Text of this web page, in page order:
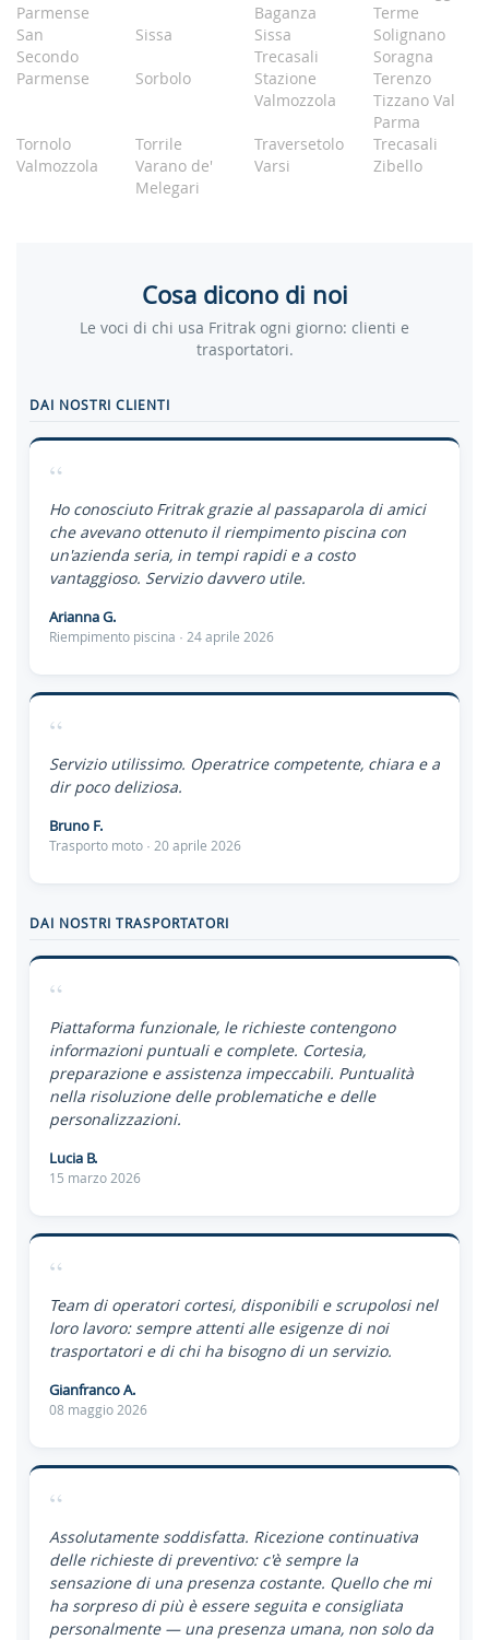
Parmense
Baganza
Terme
San
Secondo
Parmense
Sissa
Sissa
Trecasali
Solignano
Soragna
Sorbolo
Stazione
Valmozzola
Terenzo
Tizzano Val
Parma
Tornolo
Torrile Traversetolo
Trecasali
Valmozzola
Varano de'
Melegari
Varsi Zibello
Cosa dicono di noi
Le voci di chi usa Fritrak ogni giorno: clienti e
trasportatori.
DAI NOSTRI CLIENTI
“
Ho conosciuto Fritrak grazie al passaparola di amici
che avevano ottenuto il riempimento piscina con
un'azienda seria, in tempi rapidi e a costo
vantaggioso. Servizio davvero utile.
Arianna G.
Riempimento piscina · 24 aprile 2026
“
Servizio utilissimo. Operatrice competente, chiara e a
dir poco deliziosa.
Bruno F.
Trasporto moto · 20 aprile 2026
DAI NOSTRI TRASPORTATORI
“
Piattaforma funzionale, le richieste contengono
informazioni puntuali e complete. Cortesia,
preparazione e assistenza impeccabili. Puntualità
nella risoluzione delle problematiche e delle
personalizzazioni.
Lucia B.
15 marzo 2026
“
Team di operatori cortesi, disponibili e scrupolosi nel
loro lavoro: sempre attenti alle esigenze di noi
trasportatori e di chi ha bisogno di un servizio.
Gianfranco A.
08 maggio 2026
“
Assolutamente soddisfatta. Ricezione continuativa
delle richieste di preventivo: c'è sempre la
sensazione di una presenza costante. Quello che mi
ha sorpreso di più è essere seguita e consigliata
personalmente — una presenza umana, non solo da